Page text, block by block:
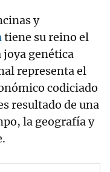
y
tiene su reino el
joya genética
representa el
codiciado
resultado de una
la geografía y